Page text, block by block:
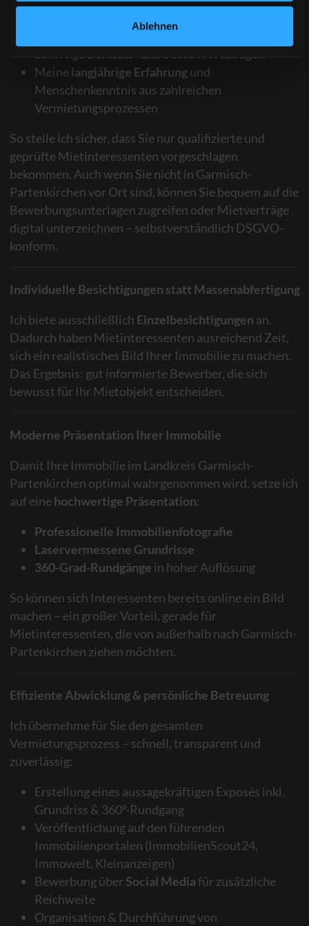
Ablehnen
sicherzustellen, nutze ich:
Digitale Bewerbungsplattformen
Sofortige Bonitäts- und SCHUFA-Abfragen
Meinelangjährige Erfahrungund
Menschenkenntnis aus zahlreichen
Vermietungsprozessen
So stelle ich sicher, dass Sie nur qualifizierte und
geprüfte Mietinteressenten vorgeschlagen
bekommen. Auch wenn Sie nicht in Garmisch-
Partenkirchen vor Ort sind, können Sie bequem auf die
Bewerbungsunterlagen zugreifen oder Mietverträge
digital unterzeichnen – selbstverständlich DSGVO-
konform.
Individuelle Besichtigungen statt Massenabfertigung
Ich biete ausschließlich Einzelbesichtigungen an.
Dadurch haben Mietinteressenten ausreichend Zeit,
sich ein realistisches Bild Ihrer Immobilie zu machen.
Das Ergebnis: gut informierte Bewerber, die sich
bewusst für Ihr Mietobjekt entscheiden.
Moderne Präsentation Ihrer Immobilie
Damit Ihre Immobilie im Landkreis Garmisch-
Partenkirchen optimal wahrgenommen wird, setze ich
auf einehochwertige Präsentation:
Professionelle Immobilienfotografie
Laservermessene Grundrisse
360-Grad-Rundgänge in hoher Auflösung
So können sich Interessenten bereits online ein Bild
machen – ein großer Vorteil, gerade für
Mietinteressenten, die von außerhalb nach Garmisch-
Partenkirchen ziehen möchten.
Effiziente Abwicklung & persönliche Betreuung
Ich übernehme für Sie den gesamten
Vermietungsprozess – schnell, transparent und
zuverlässig:
Erstellung eines aussagekräftigen Exposés inkl.
Grundriss & 360°-Rundgang
Veröffentlichung auf den führenden
Immobilienportalen (ImmobilienScout24,
Immowelt, Kleinanzeigen)
Bewerbung überSocial Mediafür zusätzliche
Reichweite
Organisation & Durchführung von